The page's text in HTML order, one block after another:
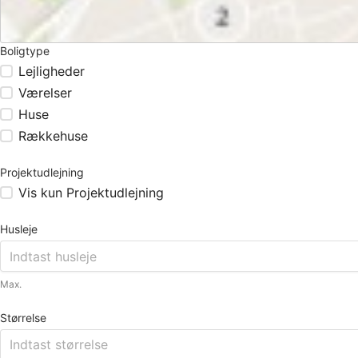
Boligtype
Lejligheder
Værelser
Huse
Rækkehuse
Projektudlejning
Vis kun Projektudlejning
Husleje
Max.
Størrelse